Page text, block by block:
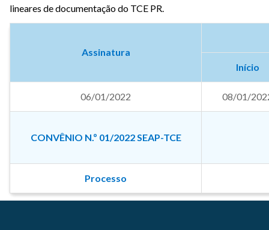
lineares de documentação do TCE PR.
Assinatura
Início
06/01/2022 08/01/
CONVÊNIO N.º 01/2022 SEAP-TCE
Processo